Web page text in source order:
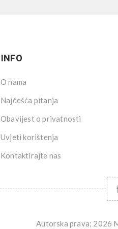
INFO
O nama
Najčešća pitanja
Obavijest o privatnosti
Uvjeti korištenja
Kontaktirajte nas
Autorska prava; 2026